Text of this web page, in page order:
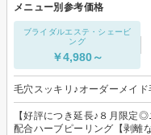
メニュー別参考価格
ブライダルエステ・シェービ
ング
￥4,980～
毛穴スッキリ♪オーダーメイド
【好評につき延長♪８月限定
配合ハーブピーリング【剥離な